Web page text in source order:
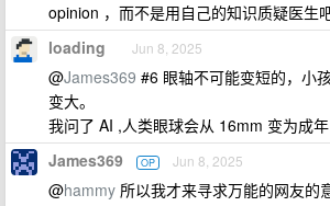
opinion ，而不是用自己的知识质疑医生吧
loading Jun 8, 2025
@James369 #6 眼轴不可能变短的，小
变大。
我问了 AI ,人类眼球会从 16mm 变为成年
James369 OP Jun 8, 2025
@hammy 所以我才来寻求万能的网友的